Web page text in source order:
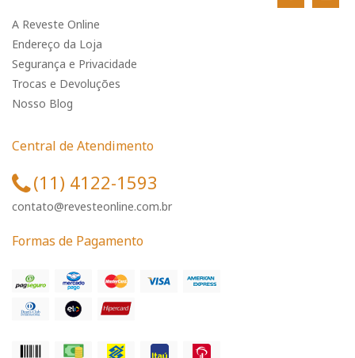
A Reveste Online
Endereço da Loja
Segurança e Privacidade
Trocas e Devoluções
Nosso Blog
Central de Atendimento
(11) 4122-1593
contato@revesteonline.com.br
Formas de Pagamento